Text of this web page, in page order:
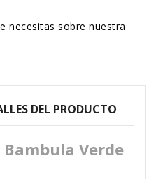
necesitas sobre nuestra
DEL PRODUCTO
Bambula Verde